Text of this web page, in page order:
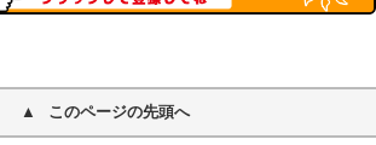
このページの先頭へ